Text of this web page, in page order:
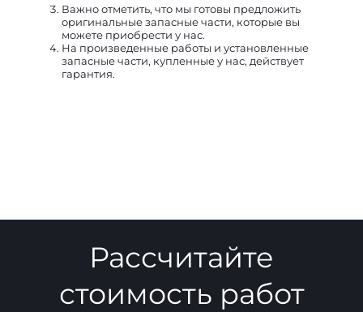
Важно отметить, что мы готовы предложить
оригинальные запасные части, которые вы
можете приобрести у нас.
На произведенные работы и установленные
запасные части, купленные у нас, действует
гарантия.
Рассчитайте
стоимость работ